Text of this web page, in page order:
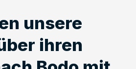
unsere
ihren